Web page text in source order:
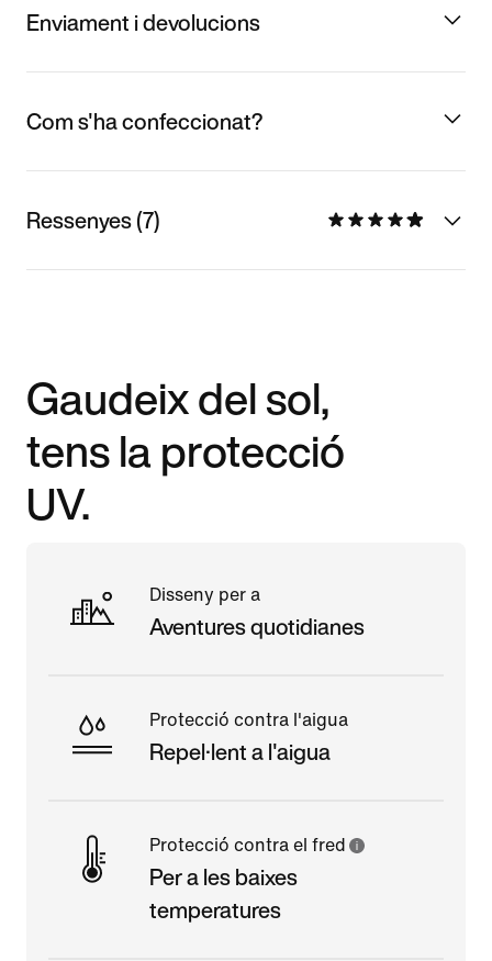
Enviament i devolucions
Com s'ha confeccionat?
Ressenyes (7)
Gaudeix del sol,
tens la protecció
UV.
Disseny per a
Aventures quotidianes
Protecció contra l'aigua
Repel·lent a l'aigua
Protecció contra el fred
Per a les baixes
temperatures